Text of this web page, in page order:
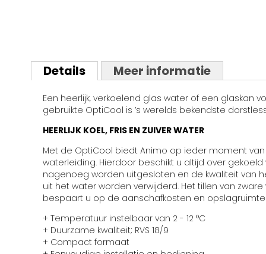
Details
Een heerlijk, verkoelend glas water of een glaskan
gebruikte OptiCool is ’s werelds bekendste
HEERLIJK KOEL, FRIS EN ZUIVER WATER
Met de OptiCool biedt Animo op ieder moment
waterleiding. Hierdoor beschikt u altijd over
nagenoeg worden uitgesloten en de kwaliteit van
uit het water worden verwijderd. Het tillen van
bespaart u op de aanschafkosten en
+ Temperatuur instelbaar van 2 - 12 °C
+ Duurzame kwaliteit; RVS 18/9
+ Compact formaat
Meer informatie